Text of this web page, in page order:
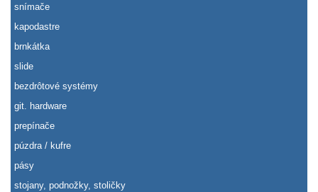
snímače
kapodastre
brnkátka
slide
bezdrôtové systémy
git. hardware
prepínače
púzdra / kufre
pásy
stojany, podnožky, stoličky